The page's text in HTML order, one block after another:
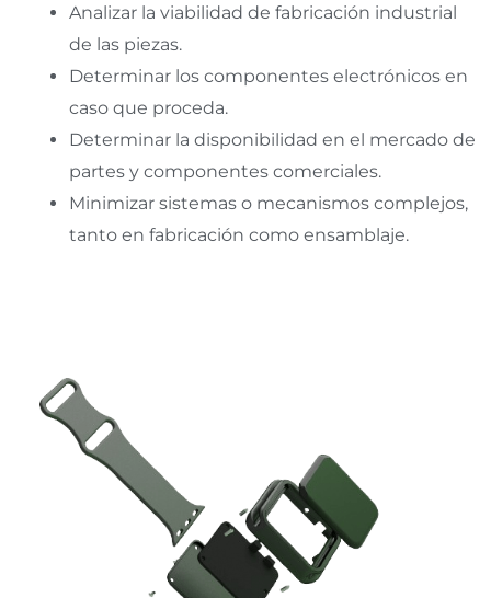
Analizar la viabilidad de fabricación industrial
de las piezas.
Determinar los componentes electrónicos en
caso que proceda.
Determinar la disponibilidad en el mercado de
partes y componentes comerciales.
Minimizar sistemas o mecanismos complejos,
tanto en fabricación como ensamblaje.